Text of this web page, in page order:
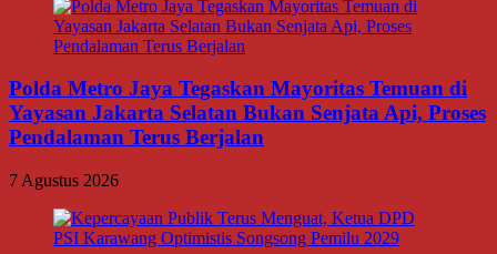
Polda Metro Jaya Tegaskan Mayoritas Temuan di
Yayasan Jakarta Selatan Bukan Senjata Api, Proses
Pendalaman Terus Berjalan
7 Agustus 2026